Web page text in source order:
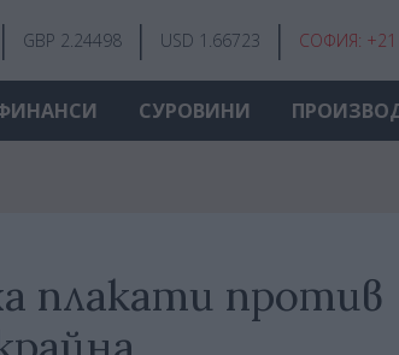
GBP 2.24498 USD 1.66723 СОФИЯ:
СУРОВИНИ
плакати против